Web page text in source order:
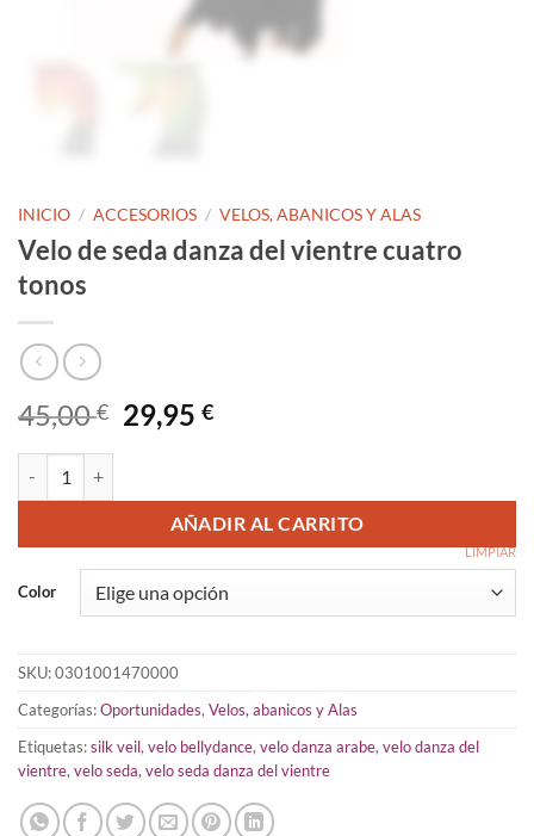
INICIO / ACCESORIOS / VELOS, ABANICOS Y ALAS
Velo de seda danza del vientre cuatro
tonos
45,00€ El
precio
era:
45,00 €.
29,95€El
es:
29,95 €.
AÑADIR AL CARRITO
Color
LIMPIAR
SKU:0301001470000
Categorías:Oportunidades, Velos, abanicos y Alas
Etiquetas:silk veil, velo bellydance, velo danza arabe, velo danza del
vientre, velo seda, velo seda danza del vientre